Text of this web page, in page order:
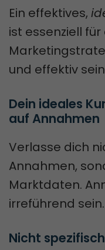
Ein effektives,
ist essenziell
und effektiv
Dein ideales
auf Annahmen
Verlasse dich
Annahmen,
Marktdaten.
irreführend sein.
Nicht